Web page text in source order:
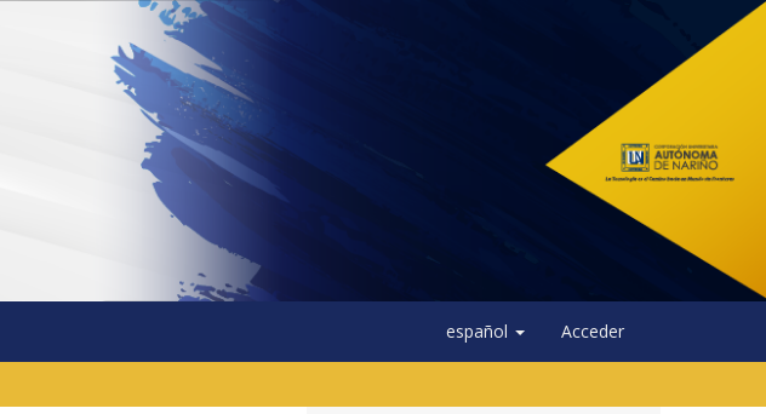
español Acceder